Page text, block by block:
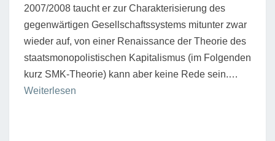
2007/2008 taucht er zur Charakterisierung des
gegenwärtigen Gesellschaftssystems mitunter zwar
wieder auf, von einer Renaissance der Theorie des
staatsmonopolistischen Kapitalismus (im Folgenden
kurz SMK-Theorie) kann aber keine Rede sein.…
Weiterlesen